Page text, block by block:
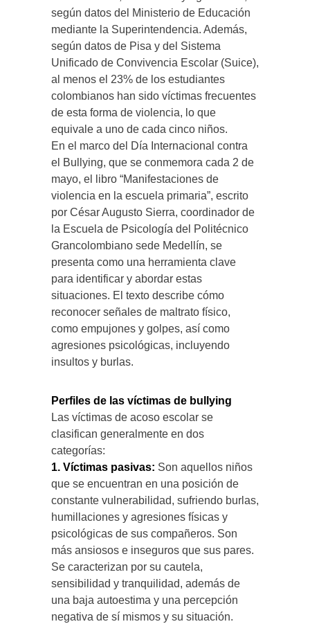
según datos del Ministerio de Educación
mediante la Superintendencia. Además,
según datos de Pisa y del Sistema
Unificado de Convivencia Escolar (Suice),
al menos el 23% de los estudiantes
colombianos han sido víctimas frecuentes
de esta forma de violencia, lo que
equivale a uno de cada cinco niños.
En el marco del Día Internacional contra
el Bullying, que se conmemora cada 2 de
mayo, el libro “Manifestaciones de
violencia en la escuela primaria”, escrito
por César Augusto Sierra, coordinador de
la Escuela de Psicología del Politécnico
Grancolombiano sede Medellín, se
presenta como una herramienta clave
para identificar y abordar estas
situaciones. El texto describe cómo
reconocer señales de maltrato físico,
como empujones y golpes, así como
agresiones psicológicas, incluyendo
insultos y burlas.
Perfiles de las víctimas de bullying
Las víctimas de acoso escolar se
clasifican generalmente en dos
categorías:
1. Víctimas pasivas: Son aquellos niños
que se encuentran en una posición de
constante vulnerabilidad, sufriendo burlas,
humillaciones y agresiones físicas y
psicológicas de sus compañeros. Son
más ansiosos e inseguros que sus pares.
Se caracterizan por su cautela,
sensibilidad y tranquilidad, además de
una baja autoestima y una percepción
negativa de sí mismos y su situación.